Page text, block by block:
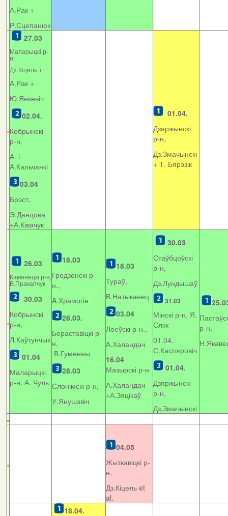
А.Рак +
Р.Сцепанюк
27.03
Маларыцкі р-
н,
Дз.Кіцель +
А.Рак +
Ю.Янкевіч
02.04.
Кобрынскі
р-н,
А. і
А.Кальчанкі
03.04
Брэст,
Э.Данцова
+А.Ківачук
01.04.
Дзяржынскі
р-н,
Дз.Змачынскі
+ Т. Бярэзік
26.03
Камянецкі р-н,
В.Пракапчук
30.03
Кобрынскі
р-н,
Л.Каўтунчык
01.04
Маларыцкі
р-н, А. Чуль
18.03
Гродзенскі р-
н.,
A.Храмогін
28.03.
Бераставіцкі р-
н,
В.Гуменны
28.03
Слонімскі р-н,
У.Янушэвіч
18.03
Тураў,
В.Натыканец
03.04
Лоеўскі р-н.,
А.Халандач
16.04
Мазырскі р-н
А.Халандач
+А.Зяцікаў
30.03
Стаўбцоўскі
р-н,
Дз.Лундышаў
31.03
Мінскі р-н, Я.
Сліж
01.04.
С.Каспяровіч
01.04.
Дзяржынскі
р-н,
Дз.Змачынскі
р-н,
04.05
Жыткавіцкі р-
н,
Дз.Кіцель et
al.
18.04.